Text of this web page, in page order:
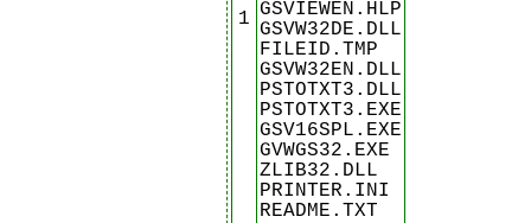
1 GSVIEWEN.HLP
GSVW32DE.DLL
FILEID.TMP
GSVW32EN.DLL
PSTOTXT3.DLL
PSTOTXT3.EXE
GSV16SPL.EXE
GVWGS32.EXE
ZLIB32.DLL
PRINTER.INI
README.TXT